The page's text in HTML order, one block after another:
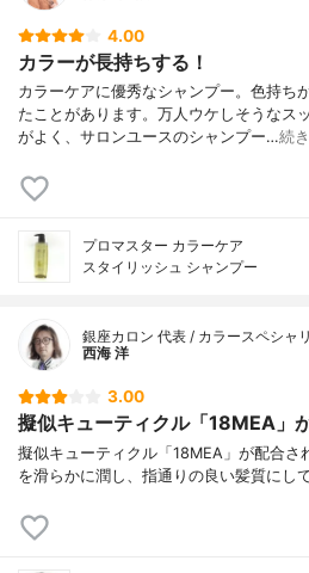
4.00
カラーが長持ちする！
カラーケアに優秀なシャンプー。色持ち
たことがあります。万人ウケしそうなス
がよく、サロンユースのシャンプー…続
プロマスター カラーケア
スタイリッシュ シャンプー
銀座カロン 代表 / カラースペシャ
西海 洋
3.00
擬似キューティクル「18MEA」
擬似キューティクル「18MEA」が配合さ
を滑らかに潤し、指通りの良い髪質にし